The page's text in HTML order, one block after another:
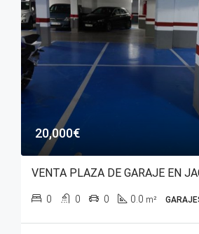
20,000€
0 0 0 0.0 m²